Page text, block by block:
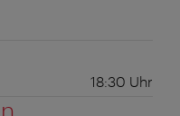
18:30 Uhr